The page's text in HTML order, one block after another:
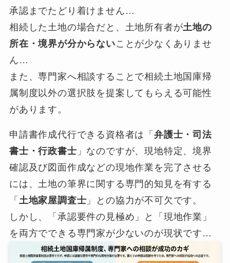
承認までたどり着けません…
相続した土地の場合だと、土地所有者が土地の
所在・境界が分からないことが少なくありませ
ん…
また、専門家へ相談することで相続土地国庫帰
属制度以外の選択肢を提案してもらえる可能性
があります。
申請書作成代行できる資格者は「弁護士・司法
書士・行政書士 」なのですが、現地特定、境界
確認及び図面作成などの現地作業を完了させる
には、土地の筆界に関する専門的知見を有する
「 土地家屋調査士 」との協力が不可欠です。
しかし、「承認要件の見極め」と「現地作業」
を両方でできる専門家が少ないのが現状です…